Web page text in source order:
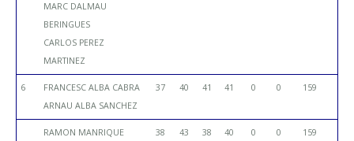
MARC DALMAU
BERINGUES
CARLOS PEREZ
MARTINEZ
6
FRANCESC ALBA CABRA
ARNAU ALBA SANCHEZ
37 40 41 41 0 0 159
RAMON MANRIQUE
38 43 38 40 0 0 159